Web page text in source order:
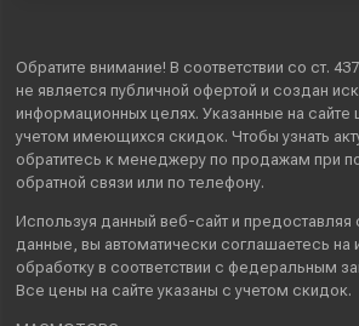
Обратите внимание! В соответствии со ст.
не является публичной офертой и создан
информационных целях. Указанные на
учетом имеющихся скидок. Чтобы узнать
обратитесь к менеджеру по продажам при
обратной связи или по телефону.
Используя данный веб-сайт и предоставляя
данные , вы автоматически соглашаетесь на
обработку в соответствии с федеральным
Все цены на сайте указаны с учетом скидок.